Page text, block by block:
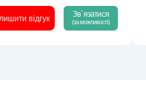
відгук
Зв`язатися
(за можливості)